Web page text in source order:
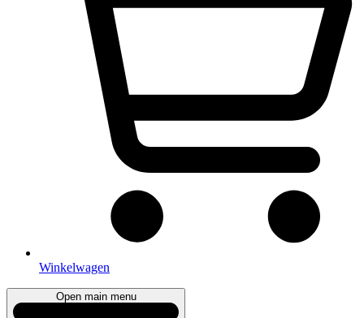
Winkelwagen
Open main menu